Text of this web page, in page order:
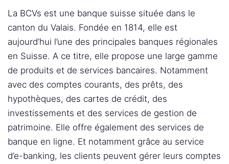
La BCVs est une banque suisse située dans le
canton du Valais. Fondée en 1814, elle est
aujourd’hui l’une des principales banques régionales
en Suisse. A ce titre, elle propose une large gamme
de produits et de services bancaires. Notamment
avec des comptes courants, des prêts, des
hypothèques, des cartes de crédit, des
investissements et des services de gestion de
patrimoine. Elle offre également des services de
banque en ligne. Et notamment grâce au service
d’e-banking, les clients peuvent gérer leurs comptes